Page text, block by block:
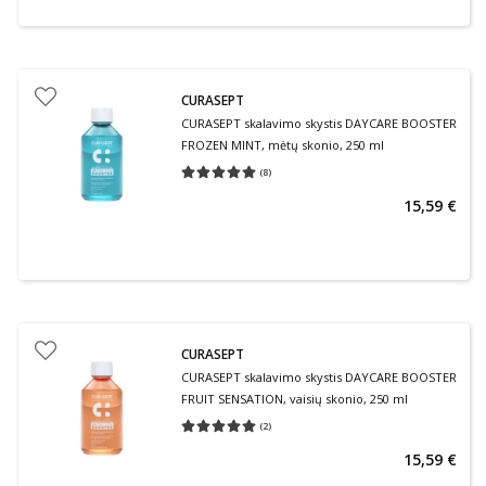
CURASEPT
CURASEPT skalavimo skystis DAYCARE BOOSTER
FROZEN MINT, mėtų skonio, 250 ml
(8)
Vidutinis įvertinimas 5.00
15,59 €
CURASEPT
CURASEPT skalavimo skystis DAYCARE BOOSTER
FRUIT SENSATION, vaisių skonio, 250 ml
(2)
Vidutinis įvertinimas 5.00
15,59 €